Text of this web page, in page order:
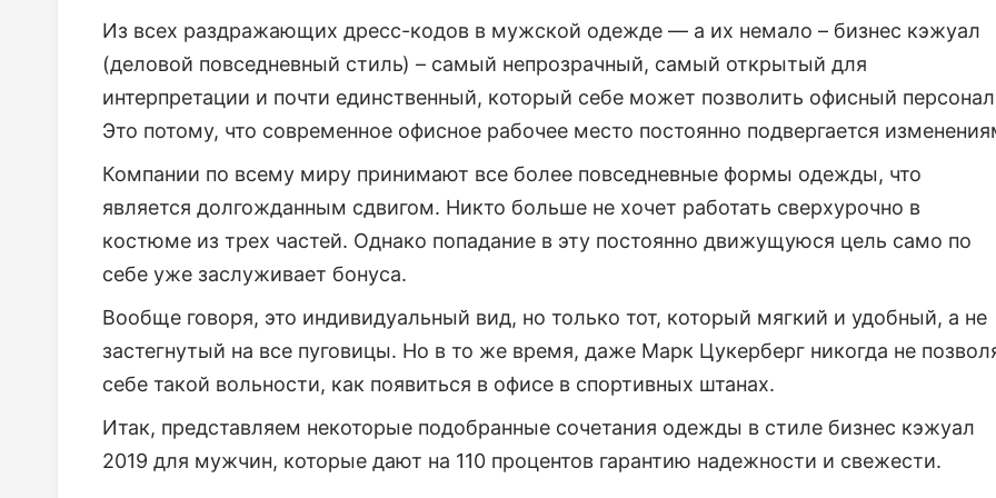
Из всех раздражающих дресс-кодов в мужской одежде — а их немало – бизнес кэжуал
(деловой повседневный стиль) – самый непрозрачный, самый открытый для
интерпретации и почти единственный, который себе может позволить офисный
Это потому, что современное офисное рабочее место постоянно подвергается
Компании по всему миру принимают все более повседневные формы одежды, что
является долгожданным сдвигом. Никто больше не хочет работать сверхурочно в
костюме из трех частей. Однако попадание в эту постоянно движущуюся цель само по
себе уже заслуживает бонуса.
Вообще говоря, это индивидуальный вид, но только тот, который мягкий и удобный, а не
застегнутый на все пуговицы. Но в то же время, даже Марк Цукерберг никогда не
себе такой вольности, как появиться в офисе в спортивных штанах.
Итак, представляем некоторые подобранные сочетания одежды в стиле бизнес кэжуал
2019 для мужчин, которые дают на 110 процентов гарантию надежности и свежести.